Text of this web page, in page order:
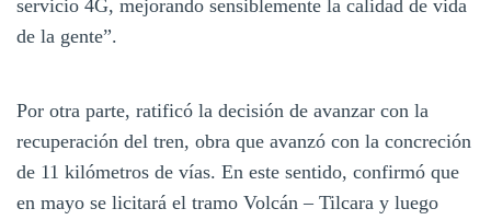
servicio 4G, mejorando sensiblemente la calidad de vida
de la gente”.
Por otra parte, ratificó la decisión de avanzar con la
recuperación del tren, obra que avanzó con la concreción
de 11 kilómetros de vías. En este sentido, confirmó que
en mayo se licitará el tramo Volcán – Tilcara y luego